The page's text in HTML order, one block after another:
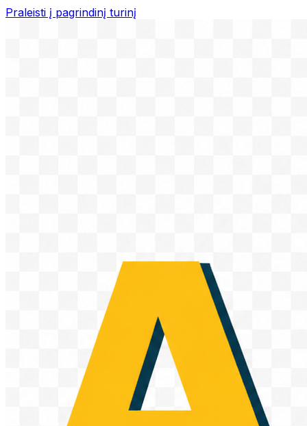
Praleisti į pagrindinį turinį